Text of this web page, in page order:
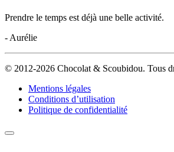
Prendre le temps est déjà une belle activité.
- Aurélie
© 2012-2026 Chocolat & Scoubidou. Tous
Mentions légales
Conditions d’utilisation
Politique de confidentialité